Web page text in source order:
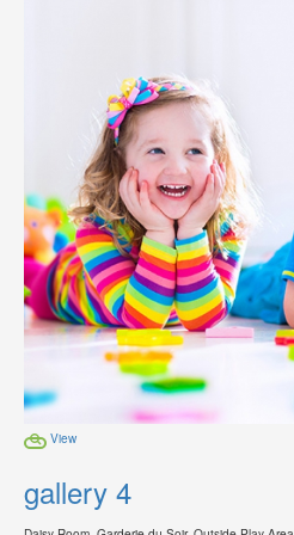
View
gallery 4